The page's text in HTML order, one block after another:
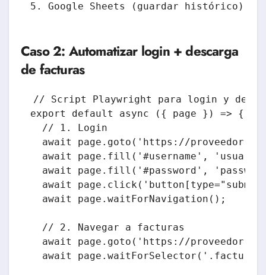
5. Google Sheets (guardar histórico)
Caso 2: Automatizar login + descarga
de facturas
// Script Playwright para login y
export default async ({ page }) => {
  // 1. Login
await page.goto('https://
await page.fill('#username',
await page.fill('#password',
await
  await page.waitForNavigation();
  // 2. Navegar a facturas
await page.goto('https://
await page.waitForSelector('.factura-